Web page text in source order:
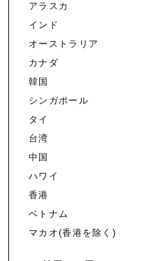
アラスカ
インド
オーストラリア
カナダ
韓国
シンガポール
タイ
台湾
中国
ハワイ
香港
ベトナム
マカオ(香港を除く)